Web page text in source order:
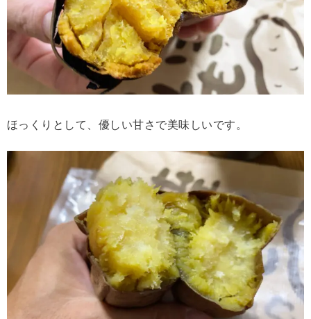
ほっくりとして、優しい甘さで美味しいです。